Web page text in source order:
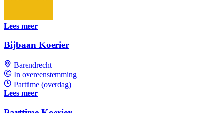
Lees meer
Bijbaan Koerier
Barendrecht
In overeenstemming
Parttime (overdag)
Lees meer